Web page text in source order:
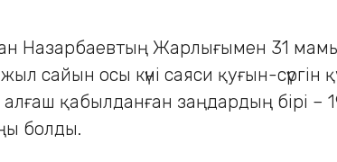
Назарбаевтың Жарлығымен 31
сайын осы күні саяси қуғын-
қабылданған заңдардың бірі –
болды.